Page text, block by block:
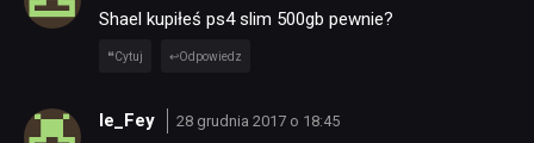
Shael kupiłeś ps4 slim 500gb pewnie?
Cytuj Odpowiedz
le_Fey 28 grudnia 2017 o 18:45